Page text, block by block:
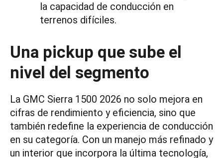
la capacidad de conducción en
terrenos difíciles.
Una pickup que sube el
nivel del segmento
La GMC Sierra 1500 2026 no solo mejora en
cifras de rendimiento y eficiencia, sino que
también redefine la experiencia de conducción
en su categoría. Con un manejo más refinado y
un interior que incorpora la última tecnología,